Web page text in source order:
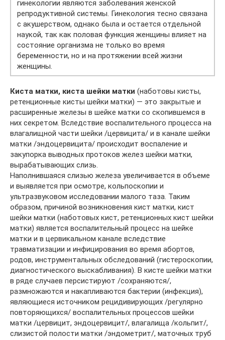
гинекологии являются заболевания женской
репродуктивной системы. Гинекология тесно связана
с акушерством, однако была и остается отдельной
наукой, так как половая функция женщины влияет на
состояние организма не только во время
беременности, но и на протяжении всей жизни
женщины.
Киста матки, киста шейки матки (наботовы кисты,
ретенционные кисты шейки матки) — это закрытые и
расширенные железы в шейке матки со скопившемся в
них секретом. Вследствие воспалительного процесса на
влагалищной части шейки /цервицита/ и в канале шейки
матки /эндоцервицита/ происходит воспаление и
закупорка выводных протоков желез шейки матки,
вырабатывающих слизь.
Наполнившаяся слизью железа увеличивается в объеме
и выявляется при осмотре, кольпоскопии и
ультразвуковом исследовании малого таза. Таким
образом, причиной возникновения кист матки, кист
шейки матки (наботовых кист, ретенционных кист шейки
матки) является воспалительный процесс на шейке
матки и в цервикальном канале вследствие
травматизации и инфицирования во время абортов,
родов, инструментальных обследований (гистероскопии,
диагностического выскабливания). В кисте шейки матки
в ряде случаев персистируют /сохраняются/,
размножаются и накапливаются бактерии (инфекция),
являющиеся источником рецидивирующих /регулярно
повторяющихся/ воспалительных процессов шейки
матки /цервицит, эндоцервицит/, влагалища /кольпит/,
слизистой полости матки /эндометрит/, маточных труб